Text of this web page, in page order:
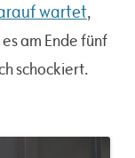
wartet,
am Ende fünf
schockiert.